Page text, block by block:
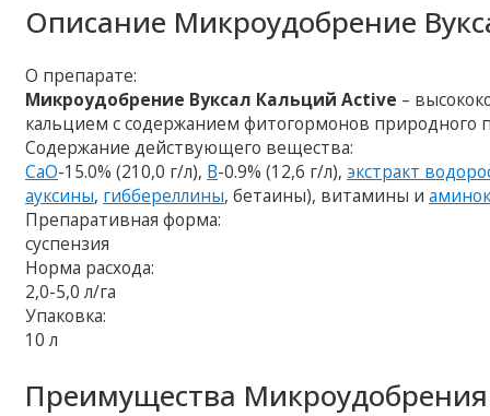
Описание Микроудобрение
О препарате:
Микроудобрение Вуксал Кальций Active –
кальцием с содержанием фитогормонов природного
Содержание действующего вещества:
CaO-15.0% (210,0 г/л), B-0.9% (12,6 г/л),экстракт
ауксины, гиббереллины, бетаины), витамины и
Препаративная форма:
суспензия
Норма расхода:
2,0-5,0 л/га
Упаковка:
10 л
Преимущества